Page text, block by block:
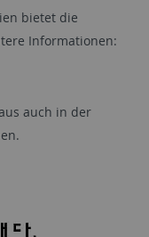
bietet die
Informationen:
auch in der